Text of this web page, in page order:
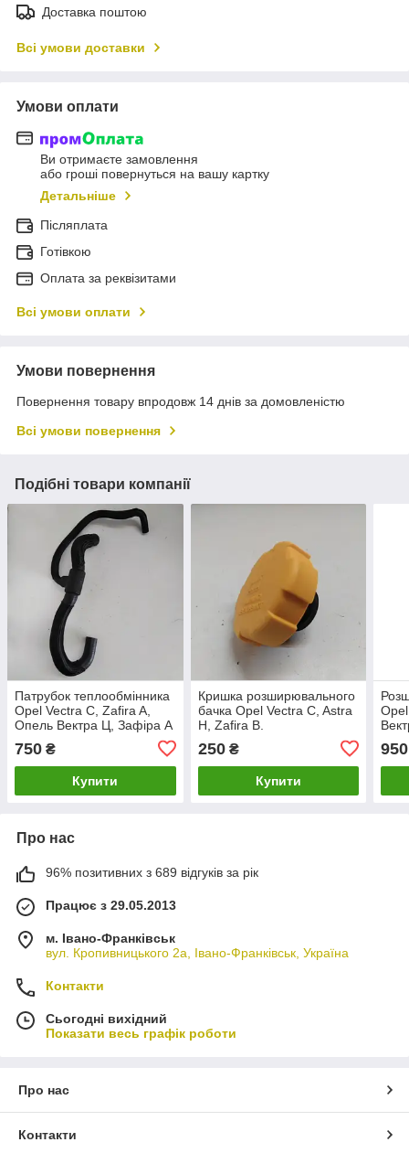
Доставка поштою
Всі умови доставки
Умови оплати
Ви отримаєте замовлення
або гроші повернуться на вашу картку
Детальніше
Післяплата
Готівкою
Оплата за реквізитами
Всі умови оплати
Умови повернення
Повернення товару впродовж 14 днів за домовленістю
Всі умови повернення
Подібні товари компанії
Патрубок теплообмінника
Opel Vectra C, Zafira A,
Опель Вектра Ц, Зафіра А
2,0 – 2,0 DTI. 24461875.
750 ₴
Купити
Кришка розширювального
бачка Opel Vectra C, Astra
H, Zafira B.
250₴
Купити
950
Про нас
96% позитивних з 689 відгуків за рік
Працює з 29.05.2013
м. Івано-Франківськ
вул. Кропивницького 2а, Івано-Франківськ, Україна
Контакти
Сьогодні вихідний
Показати весь графік роботи
Про нас
Контакти